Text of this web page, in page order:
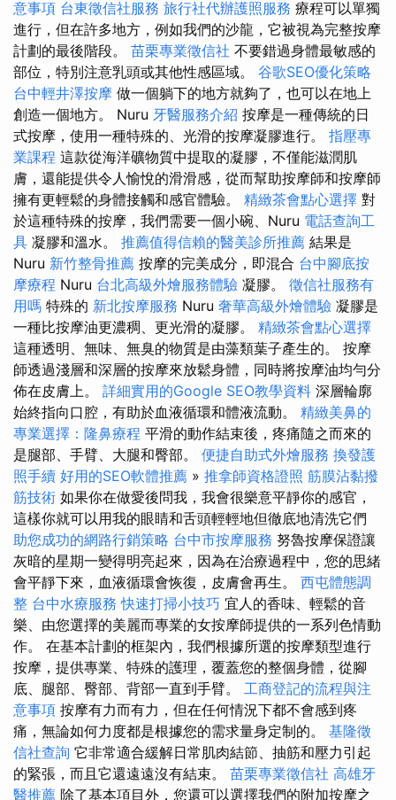
意事項 台東徵信社服務 旅行社代辦護照服務 療程可以單獨
進行，但在許多地方，例如我們的沙龍，它被視為完整按摩
計劃的最後階段。 苗栗專業徵信社 不要錯過身體最敏感的
部位，特別注意乳頭或其他性感區域。 谷歌SEO優化策略
台中輕井澤按摩 做一個躺下的地方就夠了，也可以在地上
創造一個地方。 Nuru 牙醫服務介紹 按摩是一種傳統的日
式按摩，使用一種特殊的、光滑的按摩凝膠進行。 指壓專
業課程 這款從海洋礦物質中提取的凝膠，不僅能滋潤肌
膚，還能提供令人愉悅的滑滑感，從而幫助按摩師和按摩師
擁有更輕鬆的身體接觸和感官體驗。 精緻茶會點心選擇 對
於這種特殊的按摩，我們需要一個小碗、Nuru 電話查詢工
具 凝膠和溫水。 推薦值得信賴的醫美診所推薦 結果是
Nuru 新竹整骨推薦 按摩的完美成分，即混合 台中腳底按
摩療程 Nuru 台北高級外燴服務體驗 凝膠。 徵信社服務有
用嗎 特殊的 新北按摩服務 Nuru 奢華高級外燴體驗 凝膠是
一種比按摩油更濃稠、更光滑的凝膠。 精緻茶會點心選擇
這種透明、無味、無臭的物質是由藻類葉子產生的。 按摩
師透過淺層和深層的按摩來放鬆身體，同時將按摩油均勻分
佈在皮膚上。 詳細實用的Google SEO教學資料 深層輪廓
始終指向口腔，有助於血液循環和體液流動。 精緻美鼻的
專業選擇：隆鼻療程 平滑的動作結束後，疼痛隨之而來的
是腿部、手臂、大腿和臀部。 便捷自助式外燴服務 換發護
照手續 好用的SEO軟體推薦 » 推拿師資格證照 筋膜沾黏撥
筋技術 如果你在做愛後問我，我會很樂意平靜你的感官，
這樣你就可以用我的眼睛和舌頭輕輕地但徹底地清洗它們
助您成功的網路行銷策略 台中市按摩服務 努魯按摩保證讓
灰暗的星期一變得明亮起來，因為在治療過程中，您的思緒
會平靜下來，血液循環會恢復，皮膚會再生。 西屯體態調
整 台中水療服務快速打掃小技巧 宜人的香味、輕鬆的音
樂、由您選擇的美麗而專業的女按摩師提供的一系列色情動
作。 在基本計劃的框架內，我們根據所選的按摩類型進行
按摩，提供專業、特殊的護理，覆蓋您的整個身體，從腳
底、腿部、臀部、背部一直到手臂。 工商登記的流程與注
意事項 按摩有力而有力，但在任何情況下都不會感到疼
痛，無論如何力度都是根據您的需求量身定制的。 基隆徵
信社查詢 它非常適合緩解日常肌肉結節、抽筋和壓力引起
的緊張，而且它還遠遠沒有結束。 苗栗專業徵信社 高雄牙
醫推薦 除了基本項目外，您還可以選擇我們的附加按摩之